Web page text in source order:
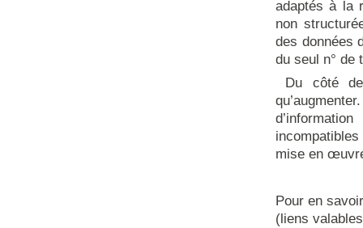
adaptés à la
non
des données
du seul n° de
Du côté
mise en
Pour en
(liens